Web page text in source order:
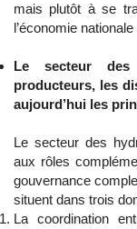
mais plutôt à se
l’économie
Le secteur des
producteurs, les
aujourd’hui les
Le secteur des
aux rôles
gouvernance
situent dans trois
La coordination